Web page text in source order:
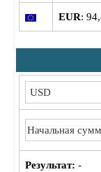
EUR:
Результат: -